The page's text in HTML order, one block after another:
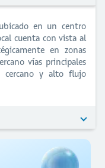
en un centro
cuenta con vista al
en zonas
vías principales
cercano y alto flujo